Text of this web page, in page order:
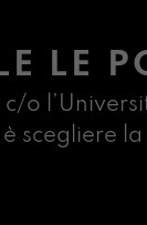
LE
o
scegliere